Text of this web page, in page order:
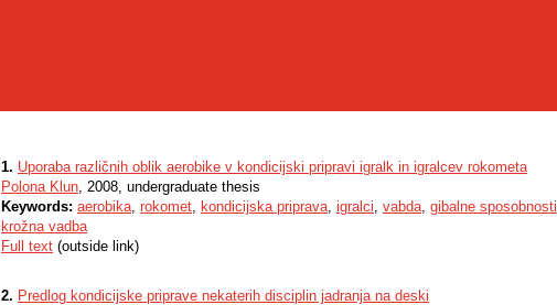
1. Uporaba različnih oblik aerobike v kondicijski pripravi igralk in igralcev rokometa
Polona Klun, 2008, undergraduate thesis
Keywords: aerobika, rokomet, kondicijska priprava, igralci, vabda, gibalne sposobnosti
krožna vadba
Full text (outside link)
2. Predlog kondicijske priprave nekaterih disciplin jadranja na deski